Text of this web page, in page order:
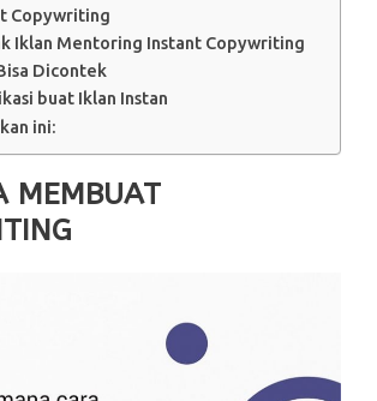
Copywriting
Iklan Mentoring Instant Copywriting
Dicontek
buat Iklan Instan
ini:
MEMBUAT